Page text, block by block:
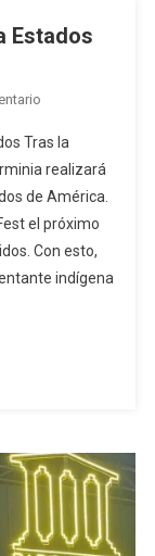
Estados
En
Herminia
Se
Va
De
Gira
A
Tras la
realizará
de América.
el próximo
Con esto,
indígena